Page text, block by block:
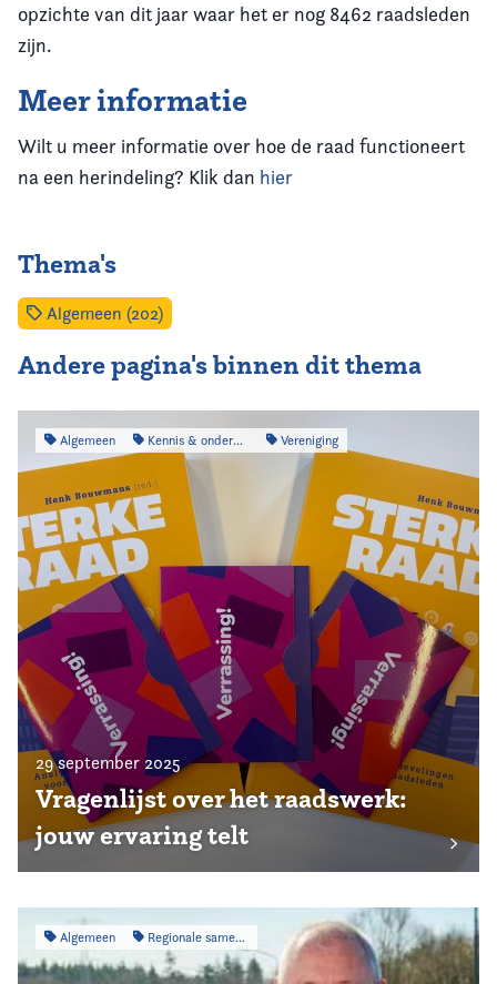
opzichte van dit jaar waar het er nog 8462 raadsleden
zijn.
Meer informatie
Wilt u meer informatie over hoe de raad functioneert
na een herindeling? Klik dan hier
Thema's
Algemeen (202)
Andere pagina's binnen dit thema
Algemeen Kennis & onderzoek Vereniging
29 september 2025
Vragenlijst over het raadswerk:
jouw ervaring telt
Algemeen Regionale samenwerking